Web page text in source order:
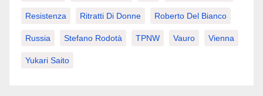
Resistenza Ritratti Di Donne Roberto Del Bianco
Russia Stefano Rodotà TPNW Vauro Vienna
Yukari Saito